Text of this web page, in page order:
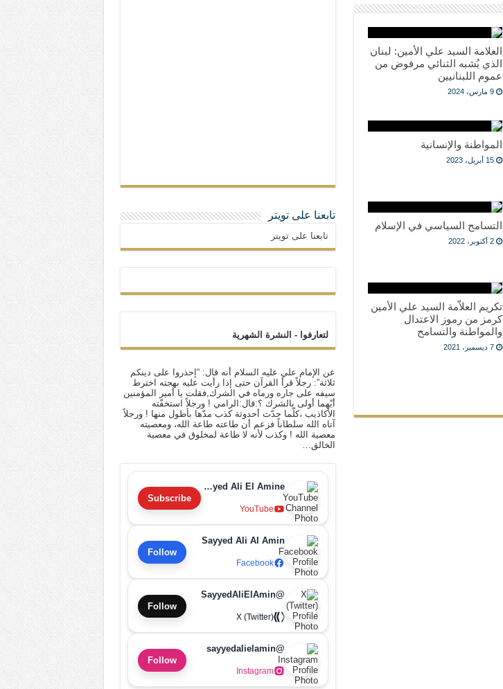
العلامة السيد علي الأمين: لبنان
الذي يُشبه الثنائي مرفوض من
عموم اللبنانيين
9 مارس، 2024
المواطنة والإنسانية
15 أبريل، 2023
التسامح السياسي في الإسلام
2 أكتوبر، 2022
تكريم العلاّمة السيد علي الأمين
كرمز من رموز الاعتدال
والمواطنة والتسامح
7 ديسمبر، 2021
تابعنا على تويتر
تابعنا على تويتر
لتعارفوا - النشرة الشهرية
عن الإمام علي عليه السلام أنه قال: “إحذروا على دينكم
ثلاثة”: رجلاً قرأ القرآن حتى إذا رأيت عليه بهجته اخترط
سيفه على جاره ورماه في الشرك,فقلت يا أمير المؤمنين
أيّهما أولى بالشرك ؟:قال:الرامي ! ورجلاً استخفّته
الأكاذيب ،كلّما حدّث أحدوثة كذب مدّها بأطول منها ! ورجلاً
آتاه الله سلطاناً فزعم أن طاعته طاعة الله، ومعصيته
معصية الله ! وكذب لأنه لا طاعة لمخلوق في معصية
الخالق…
Sayyed Ali El Amine
YouTube
Subscribe
Sayyed Ali Al Amin
Facebook
Follow
@SayyedAliElAmin
X (Twitter)
Follow
@sayyedalielamin
Instagram
Follow